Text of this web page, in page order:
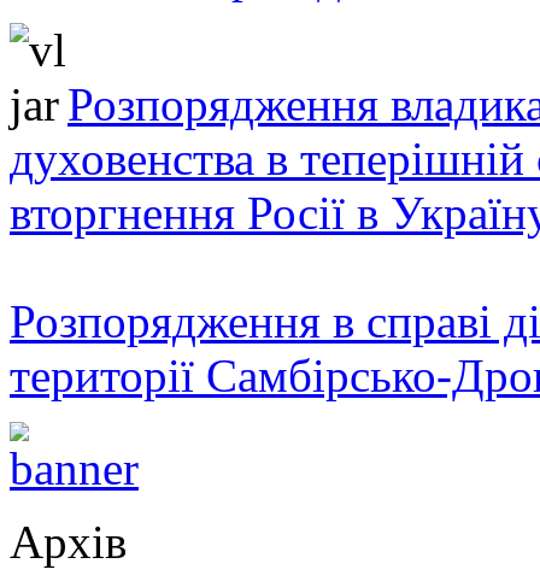
Розпорядження
духовенства в теперішній
вторгнення Росії в
Розпорядження в справі
території Самбірсько-
Архів